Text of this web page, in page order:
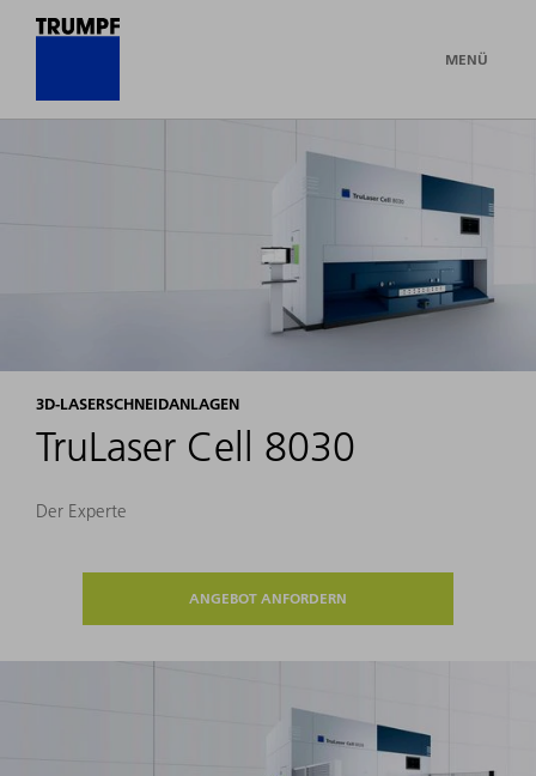
MENÜ
3D-LASERSCHNEIDANLAGEN
TruLaser Cell 8030
Der Experte
ANGEBOT ANFORDERN